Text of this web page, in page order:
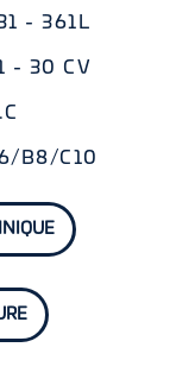
- 361L
- 30 CV
B8/C10